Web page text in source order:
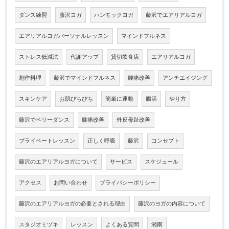
ダンス練習 藤沢ヨガ ハンモックヨガ 藤沢でエアリアルヨガ
エアリアルヨガパーソナルレッスン マインドフルネス
ストレス低減法 代謝アップ 貸切飲食店 エアリアルヨガ
創作料理 藤沢でマインドフルネス 腰痛改善 アンチエイジング
スキンケア お肌ぴちぴち 簡単に運動 腸活 やり方
藤沢でベリーダンス 膝痛改善 外反母趾改善
プライベートレッスン 正しく呼吸 藤沢 コンセプト
藤沢のエアリアルヨガについて サービス スケジュール
アクセス お問い合わせ プライバシーポリシー
藤沢のエアリアルヨガの必要とされる理由 藤沢のヨガの内容について
スタジオミヅキ レッスン よくある質問 湘南